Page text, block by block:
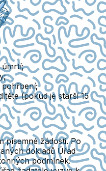
úmrtí;
(pokud je starší 15
písemné žádosti. Po
dokladů Úřad
podmínek.